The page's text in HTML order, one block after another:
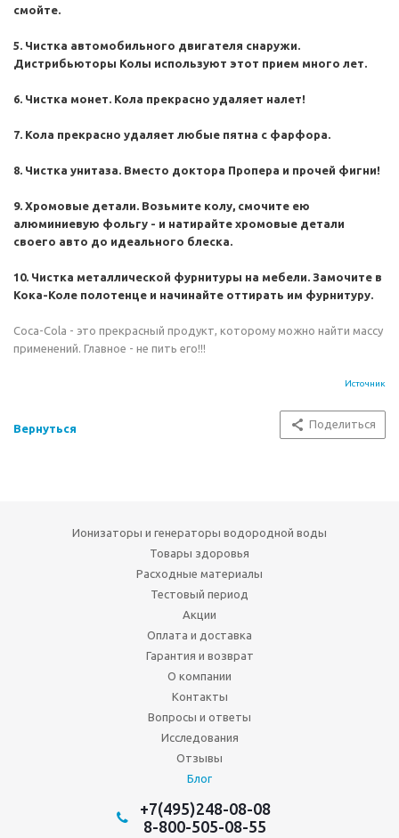
смойте.
5. Чистка автомобильного двигателя снаружи.
Дистрибьюторы Колы используют этот прием много лет.
6. Чистка монет. Кола прекрасно удаляет налет!
7. Кола прекрасно удаляет любые пятна с фарфора.
8. Чистка унитаза. Вместо доктора Пропера и прочей фигни!
9. Хромовые детали. Возьмите колу, смочите ею
алюминиевую фольгу - и натирайте хромовые детали
своего авто до идеального блеска.
10. Чистка металлической фурнитуры на мебели. Замочите в
Кока-Коле полотенце и начинайте оттирать им фурнитуру.
Coca-Cola - это прекрасный продукт, которому можно найти массу
применений. Главное - не пить его!!!
Источник
Вернуться Поделиться
Ионизаторы и генераторы водородной воды
Товары здоровья
Расходные материалы
Тестовый период
Акции
Оплата и доставка
Гарантия и возврат
О компании
Контакты
Вопросы и ответы
Исследования
Отзывы
Блог
+7(495)248-08-08
8-800-505-08-55